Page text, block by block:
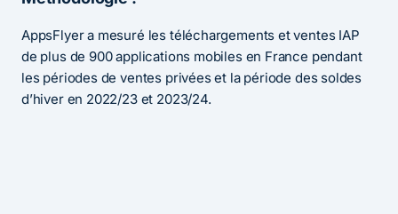
AppsFlyer a mesuré les téléchargements et ventes IAP
de plus de 900 applications mobiles en France pendant
les périodes de ventes privées et la période des soldes
d’hiver en 2022/23 et 2023/24.